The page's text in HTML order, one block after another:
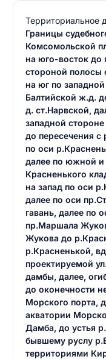
Территориальное
Границы
Комсомольской
на юго-восток до
стороной полосы
на юг по
Балтийской ж.д.
д. ст.Нарвской,
западной
до пересечения с
по оси
далее по южной и
Красненького
на запад по оси
далее по оси
гавань, далее по
пр.Маршала
Жукова до
р.Красненькой,
проектируемой
дамбы, далее,
до оконечности
Морского порта,
акватории
Дамба, до устья
бывшему руслу
территориями